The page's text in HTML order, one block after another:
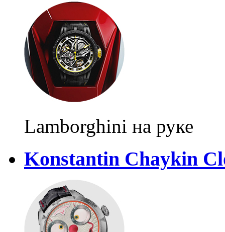
Lamborghini на руке
Konstantin Chaykin